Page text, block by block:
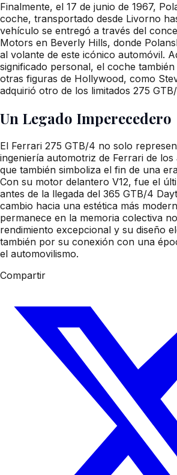
Finalmente, el 17 de junio de 1967,
coche, transportado desde Livorno
vehículo se entregó a través del
Motors en Beverly Hills, donde
al volante de este icónico automóvil.
significado personal, el coche
otras figuras de Hollywood, como
adquirió otro de los limitados 275
Un Legado Imperecedero
El Ferrari 275 GTB/4 no solo
ingeniería automotriz de Ferrari de los
que también simboliza el fin de una
Con su motor delantero V12, fue el
antes de la llegada del 365 GTB/4
cambio hacia una estética más
permanece en la memoria colectiva
rendimiento excepcional y su diseño
también por su conexión con una
el automovilismo.
Compartir